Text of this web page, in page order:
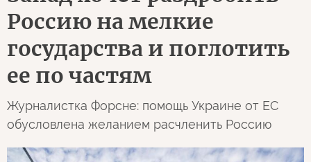
Россию на мелкие
государства и поглотить
ее по частям
Журналистка Форсне: помощь Украине от ЕС
обусловлена желанием расчленить Россию